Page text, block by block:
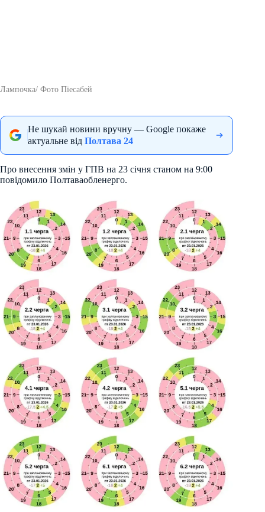
Лампочка/ Фото Піесабей
Не шукай новини вручну — Google покаже
актуальне від Полтава 24
Про внесення змін у ГПВ на 23 січня станом на 9:00
повідомило Полтаваобленерго.